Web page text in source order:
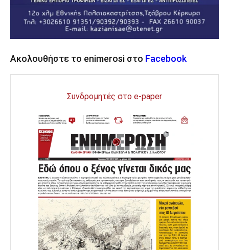
Ακολουθήστε το enimerosi στο Facebook
Συνδρομητές στο e-paper